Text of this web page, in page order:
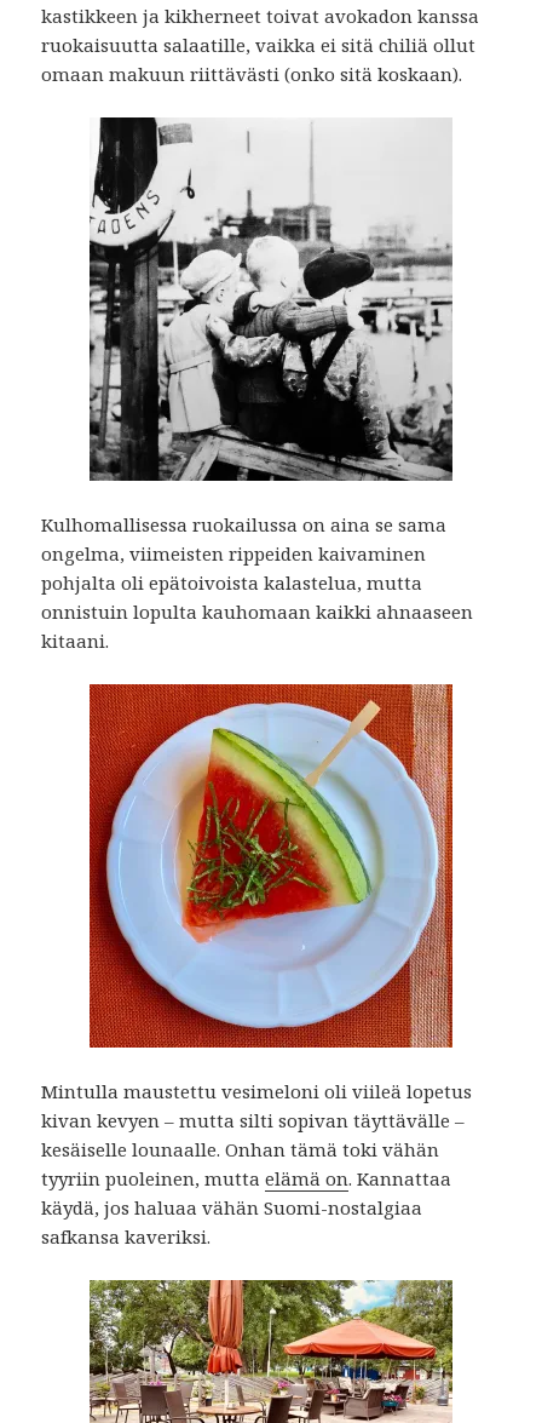
kastikkeen ja kikherneet toivat avokadon kanssa
ruokaisuutta salaatille, vaikka ei sitä chiliä ollut
omaan makuun riittävästi (onko sitä koskaan).
Kulhomallisessa ruokailussa on aina se sama
ongelma, viimeisten rippeiden kaivaminen
pohjalta oli epätoivoista kalastelua, mutta
onnistuin lopulta kauhomaan kaikki ahnaaseen
kitaani.
Mintulla maustettu vesimeloni oli viileä lopetus
kivan kevyen – mutta silti sopivan täyttävälle –
kesäiselle lounaalle. Onhan tämä toki vähän
tyyriin puoleinen, muttaelämä on. Kannattaa
käydä, jos haluaa vähän Suomi-nostalgiaa
safkansa kaveriksi.